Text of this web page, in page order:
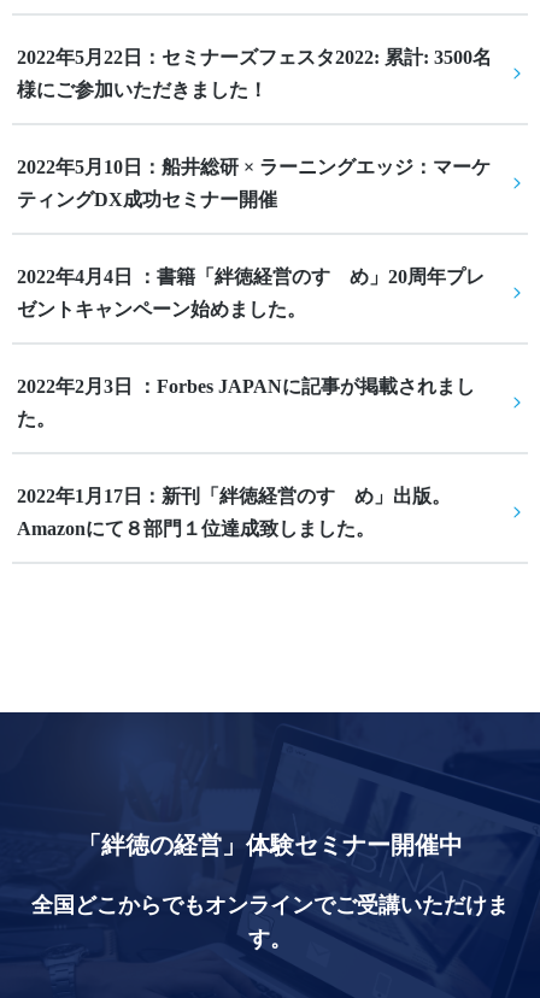
2022年5月22日：セミナーズフェスタ2022: 累計: 3500名
様にご参加いただきました！
2022年5月10日：船井総研 × ラーニングエッジ：マーケ
ティングDX成功セミナー開催
2022年4月4日 ：書籍「絆徳経営のすゝめ」20周年プレ
ゼントキャンペーン始めました。
2022年2月3日 ：Forbes JAPANに記事が掲載されまし
た。
2022年1月17日：新刊「絆徳経営のすゝめ」出版。
Amazonにて８部門１位達成致しました。
「絆徳の経営」体験セミナー開催中
全国どこからでもオンラインでご受講いただけま
す。